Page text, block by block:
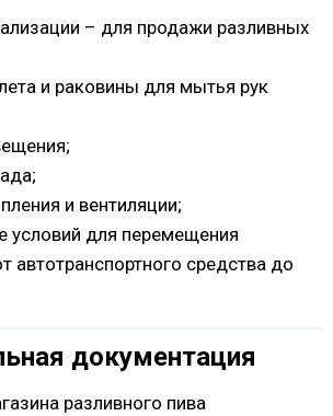
– для продажи разливных
и раковины для мытья рук
и вентиляции;
условий для перемещения
автотранспортного средства до
документация
разливного пива